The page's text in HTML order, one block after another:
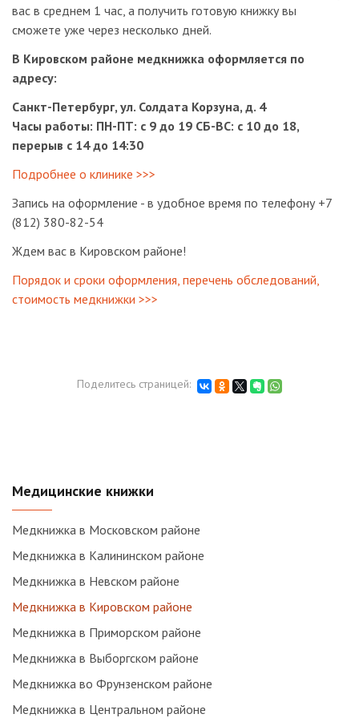
вас в среднем 1 час, а получить готовую книжку вы
сможете уже через несколько дней.
В Кировском районе медкнижка оформляется по
адресу:
Санкт-Петербург, ул. Солдата Корзуна, д. 4
Часы работы: ПН-ПТ: с 9 до 19 СБ-ВС: с 10 до 18,
перерыв с 14 до 14:30
Подробнее о клинике >>>
Запись на оформление - в удобное время по телефону +7
(812) 380-82-54
Ждем вас в Кировском районе!
Порядок и сроки оформления, перечень обследований,
стоимость медкнижки >>>
Поделитесь страницей:
Медицинские книжки
Медкнижка в Московском районе
Медкнижка в Калининском районе
Медкнижка в Невском районе
Медкнижка в Кировском районе
Медкнижка в Приморском районе
Медкнижка в Выборгском районе
Медкнижка во Фрунзенском районе
Медкнижка в Центральном районе